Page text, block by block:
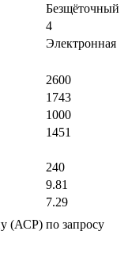
Безщёточный
4
Электронная
2600
1743
1000
1451
240
9.81
7.29
(АСР) по запросу